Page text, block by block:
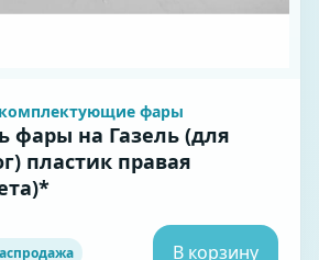
комплектующие фары
фары на Газель (для
пластик правая
В корзину